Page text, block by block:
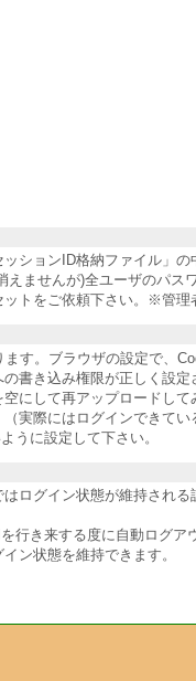
ションID格納ファイル」
えませんが)全ユーザのパ
トをご依頼下さい。※管
す。ブラウザの設定で、
書き込み権限が正しく設
にして再アップロードして
実際にはログインできて
うに設定して下さい。
ログイン状態が維持され
行き来する度に自動ログ
ン状態を維持できます。